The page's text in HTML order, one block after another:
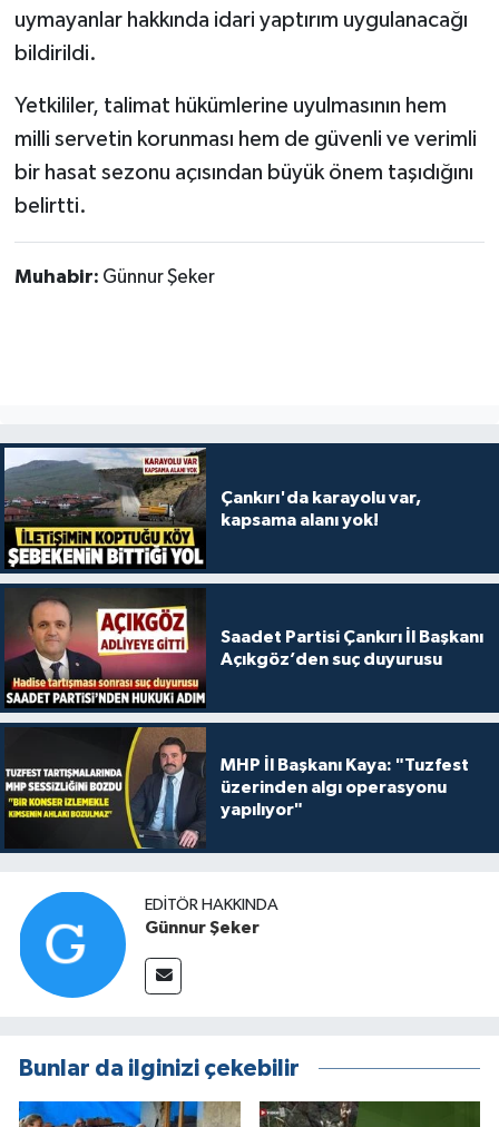
uymayanlar hakkında idari yaptırım uygulanacağı
bildirildi.
Yetkililer, talimat hükümlerine uyulmasının hem
milli servetin korunması hem de güvenli ve verimli
bir hasat sezonu açısından büyük önem taşıdığını
belirtti.
Muhabir: Günnur Şeker
Çankırı'da karayolu var,
kapsama alanı yok!
Saadet Partisi Çankırı İl Başkanı
Açıkgöz’den suç duyurusu
MHP İl Başkanı Kaya: "Tuzfest
üzerinden algı operasyonu
yapılıyor"
EDITÖR HAKKINDA
Günnur Şeker
Bunlar da ilginizi çekebilir